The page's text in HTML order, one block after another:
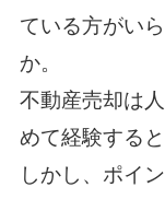
ている方がい
か。
不動産売却は
めて経験する
しかし、ポイ